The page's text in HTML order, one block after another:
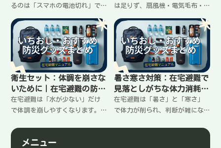
るのは「スマホの電池切れ」で
比較より、①容量
（10000/20000）②出力（USB-C
PD）③ケーブルの3点を先に決め
ておくと失敗しません。在宅避
難向けの最小構成と選び方、い
ちおし商品、買った直後にやる
ことまでまとめました。
は足りず、扇風機・電気毛布・
す。ポータブル電源は、容量
（Wh）と定格出力（W）を先に決
めて、用途を絞れば失敗しませ
ん。在宅避難で現実的に役立つ
使い方、選び方、いちおし機
種、買ったらやることまでまと
めました。
衛生セット：体調を崩さな
いために｜在宅避難の防災
マニュアル
在宅避難は「水が少ない」だけ
で体調を崩しやすくなります。
点を先に決めておくと、ムリな
く清潔を保てます。最低限の衛
暑さ寒さ対策：在宅避難で
見落としがちな体力消耗を
止める｜在宅避難の防災マ
ニュアル
在宅避難は「暑さ」と「寒さ」
で体力が削られ、判断が雑にな
メニュー